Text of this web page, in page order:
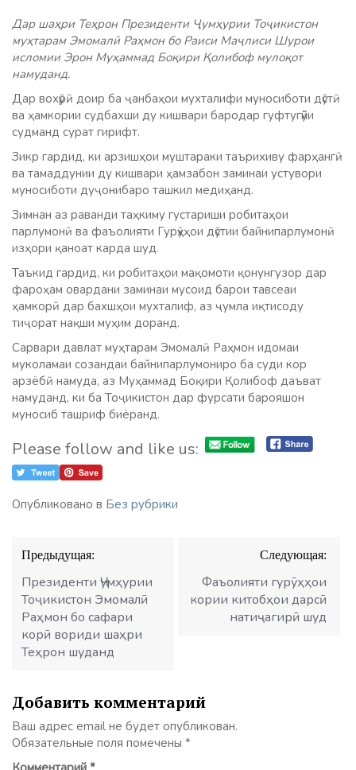
Дар шаҳри Теҳрон Президенти Ҷумҳурии Тоҷикистон
муҳтарам Эмомалӣ Раҳмон бо Раиси Маҷлиси Шурои
исломии Эрон Муҳаммад Боқири Қолибоф мулоқот
намуданд.
Дар вохӯрӣ доир ба ҷанбаҳои мухталифи муносиботи дӯстӣ
ва ҳамкории судбахши ду кишвари бародар гуфтугӯйи
судманд сурат гирифт.
Зикр гардид, ки арзишҳои муштараки таърихиву фарҳангӣ
ва тамаддунии ду кишвари ҳамзабон заминаи устувори
муносиботи дуҷонибаро ташкил медиҳанд.
Зимнан аз раванди таҳкиму густариши робитаҳои
парлумонӣ ва фаъолияти Гурӯҳҳои дӯстии байнипарлумонӣ
изҳори қаноат карда шуд.
Таъкид гардид, ки робитаҳои мақомоти қонунгузор дар
фароҳам овардани заминаи мусоид барои тавсеаи
ҳамкорӣ дар бахшҳои мухталиф, аз ҷумла иқтисоду
тиҷорат нақши муҳим доранд.
Сарвари давлат муҳтарам Эмомалӣ Раҳмон идомаи
муколамаи созандаи байнипарлумониро ба суди кор
арзёбӣ намуда, аз Муҳаммад Боқири Қолибоф даъват
намуданд, ки ба Тоҷикистон дар фурсати барояшон
муносиб ташриф биёранд.
Please follow and like us:
Опубликовано в Без рубрики
Навигация
по
записям
Предыдущая:
Президенти Ҷумҳурии
Тоҷикистон Эмомалӣ
Раҳмон бо сафари
корӣ вориди шаҳри
Теҳрон шуданд
Следующая:
Фаъолияти гурӯҳҳои
кории китобҳои дарсӣ
натиҷагирӣ шуд
Добавить комментарий
Ваш адрес email не будет опубликован.
Обязательные поля помечены *